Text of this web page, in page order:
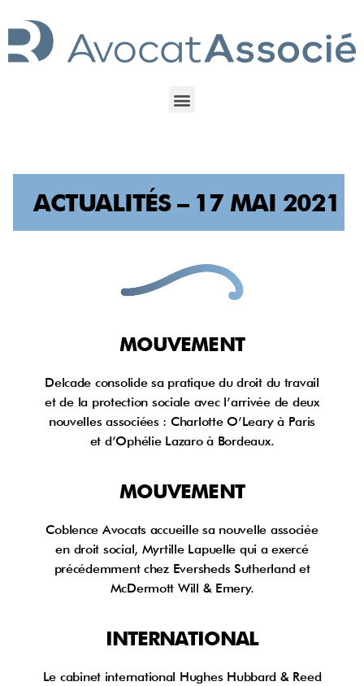
ACTUALITÉS – 17 MAI 2021
MOUVEMENT
Delcade consolide sa pratique du droit du travail
et de la protection sociale avec l’arrivée de deux
nouvelles associées : Charlotte O’Leary à Paris
et d’Ophélie Lazaro à Bordeaux.
MOUVEMENT
Coblence Avocats accueille sa nouvelle associée
en droit social, Myrtille Lapuelle qui a exercé
précédemment chez Eversheds Sutherland et
McDermott Will & Emery.
INTERNATIONAL
Le cabinet international Hughes Hubbard & Reed